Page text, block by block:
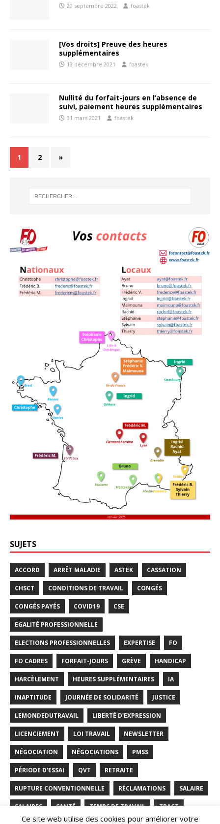
20 septembre 2022 foastek
[Vos droits] Preuve des heures
supplémentaires
13 décembre 2021 foastek
Nullité du forfait-jours en l’absence de
suivi, paiement heures supplémentaires
31 mars 2021 foastek
1 2 »
SUJETS
ACCORD ARRÊT MALADIE ASTEK CASSATION
CHSCT CONDITIONS DE TRAVAIL CONGÉS
CONGÉS PAYÉS COVID19 CSE
EGALITÉ PROFESSIONNELLE
ELECTIONS PROFESSIONNELLES EXPERTISE FO
FO CADRES FORFAIT-JOURS GRÈVE HANDICAP
HARCÈLEMENT HEURES SUPPLÉMENTAIRES IA
INAPTITUDE JOURNÉE DE SOLIDARITÉ JUSTICE
LEMONDEDUTRAVAIL LIBERTÉ D'EXPRESSION
LICENCIEMENT LOI TRAVAIL NEWSLETTER
NÉGOCIATION NÉGOCIATIONS PMSS
PÉRIODE D'ESSAI QVT RETRAITE
RUPTURE CONVENTIONNELLE RÉCLAMATIONS SALAIRE
SALAIRES SANTÉ TEMPS DE TRAVAIL TRACT
Ce site web utilise des cookies pour améliorer votre